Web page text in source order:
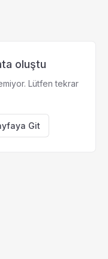
oluştu
Lütfen tekrar
Git